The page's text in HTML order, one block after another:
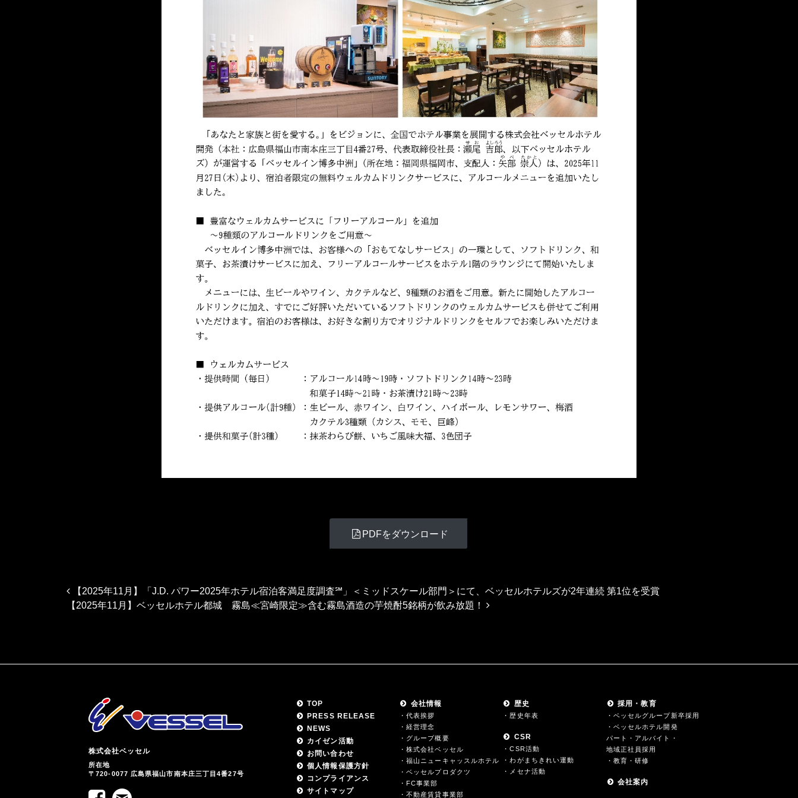
PDFをダウンロード
投稿ナビゲーション
【2025年11月】「J.D. パワー2025年ホテル宿泊客満足度調査℠」＜ミッドスケール部門＞にて、ベッセルホテルズが2年連続 第1位を受賞
【2025年11月】ベッセルホテル都城 霧島≪宮崎限定≫含む霧島酒造の芋焼酎5銘柄が飲み放題！
株式会社ベッセル
所在地
〒720-0077 広島県福山市南本庄三丁目4番27号
TOP
PRESS RELEASE
NEWS
カイゼン活動
お問い合わせ
個人情報保護方針
コンプライアンス
サイトマップ
会社情報
・代表挨拶
・経営理念
・グループ概要
・株式会社ベッセル
・福山ニューキャッスルホテル
・ベッセルプロダクツ
・FC事業部
・不動産賃貸事業部
歴史
・歴史年表
CSR
・CSR活動
・わがまちきれい運動
・メセナ活動
採用・教育
・ベッセルグループ新卒採用
・ベッセルホテル開発
パート・アルバイト・
地域正社員採用
・教育・研修
会社案内